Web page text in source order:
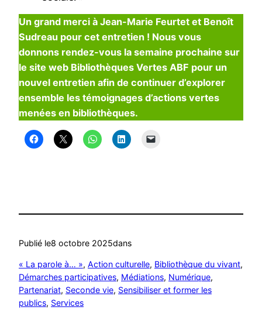
Un grand merci à Jean-Marie Feurtet et Benoît
Sudreau pour cet entretien ! Nous vous
donnons rendez-vous la semaine prochaine sur
le site web Bibliothèques Vertes ABF pour un
nouvel entretien afin de continuer d’explorer
ensemble les témoignages d’actions vertes
menées en bibliothèques.
Publié le8 octobre 2025dans
« La parole à… », Action culturelle, Bibliothèque du vivant
Démarches participatives, Médiations, Numérique
Partenariat, Seconde vie, Sensibiliser et former les
publics, Services